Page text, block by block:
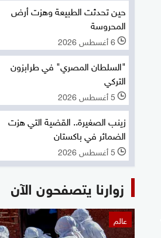
حين تحدثت الطبيعة وهزت أرض
المحروسة
l 6 أغسطس 2026
"السلطان المصري" في طرابزون
التركي
l 5 أغسطس 2026
زينب الصغيرة.. القضية التي هزت
الضمائر في باكستان
l 5 أغسطس 2026
زوارنا يتصفحون الآن
عالم